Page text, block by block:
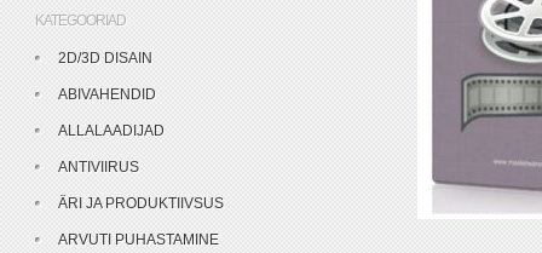
KATEGOORIAD
2D/3D DISAIN
ABIVAHENDID
ALLALAADIJAD
ANTIVIIRUS
ÄRI JA PRODUKTIIVSUS
ARVUTI PUHASTAMINE